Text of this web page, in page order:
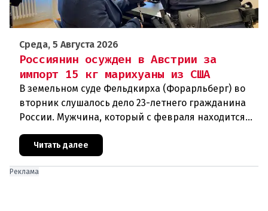
Среда, 5 Августа 2026
Россиянин осужден в Австрии за
импорт 15 кг марихуаны из США
В земельном суде Фельдкирха (Форарльберг) во
вторник слушалось дело 23-летнего гражданина
России. Мужчина, который с февраля находится
под стражей, обвинялся в том, что на протяжении
полугода организо
Читать далее
Реклама